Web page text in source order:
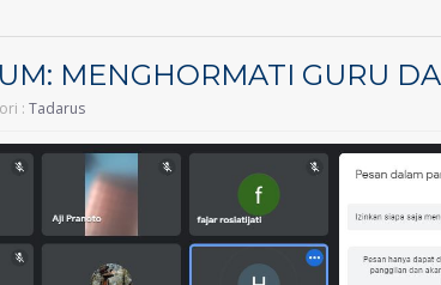
MENGHORMATI GURU
: Tadarus